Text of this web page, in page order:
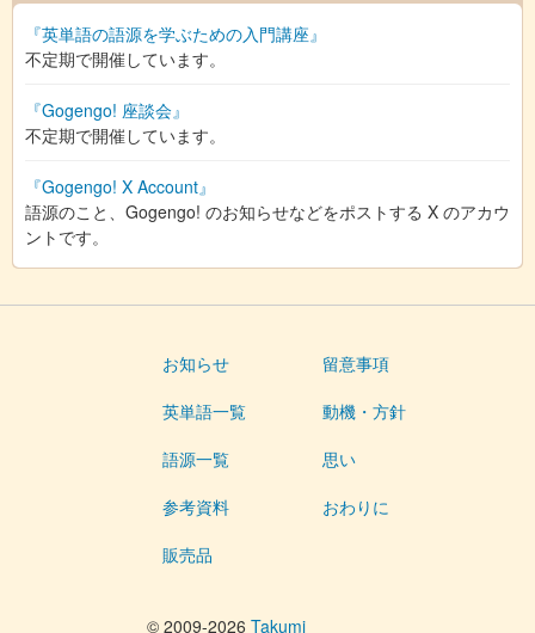
『英単語の語源を学ぶための入門講座』
不定期で開催しています。
『Gogengo! 座談会』
不定期で開催しています。
『Gogengo! X Account』
語源のこと、Gogengo! のお知らせなどをポストする X のアカウ
ントです。
お知らせ
英単語一覧
語源一覧
参考資料
販売品
留意事項
動機・方針
思い
おわりに
© 2009-2026 Takumi